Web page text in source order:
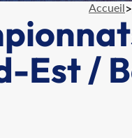
Accueil>
Est /